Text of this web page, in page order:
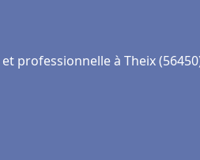
professionnelle à Theix